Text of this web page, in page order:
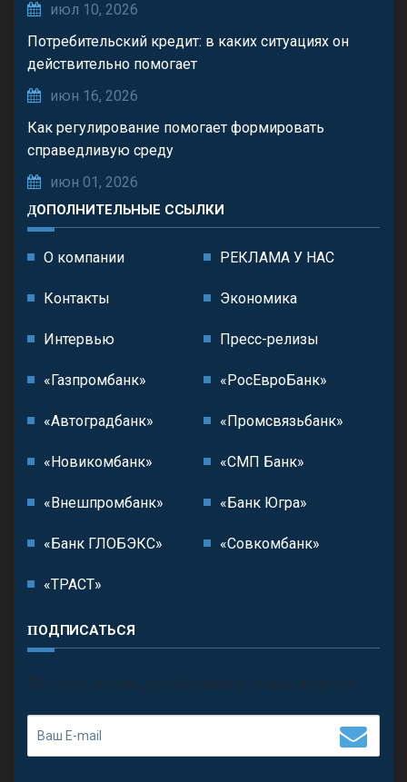
июл 10, 2026
Потребительский кредит: в каких ситуациях он
действительно помогает
июн 16, 2026
Как регулирование помогает формировать
справедливую среду
июн 01, 2026
ДОПОЛНИТЕЛЬНЫЕ ССЫЛКИ
О компании РЕКЛАМА У НАС
Контакты Экономика
Интервью Пресс-релизы
«Газпромбанк» «РосЕвроБанк»
«Автоградбанк» «Промсвязьбанк»
«Новикомбанк» «СМП Банк»
«Внешпромбанк» «Банк Югра»
«Банк ГЛОБЭКС» «Совкомбанк»
«ТРАСТ»
ПОДПИСАТЬСЯ
П олучить последние обновления и предложения.